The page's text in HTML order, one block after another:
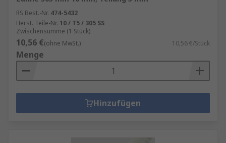
RS Best.-Nr. 474-5432
Herst. Teile-Nr. 10 / T5 / 305 SS
Zwischensumme (1 Stück)
10,56 €(ohne MwSt.) 10,56 €/Stück
Menge
Hinzufügen